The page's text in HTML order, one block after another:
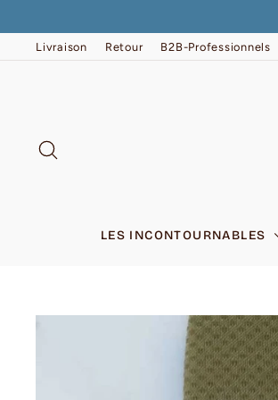
contenuLivraison Retour B2B-Professionnels
LES INCONTOURNABLES